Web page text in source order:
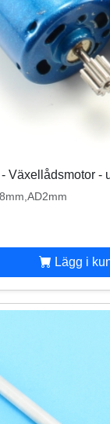
Växellådsmotor -
Lägg i